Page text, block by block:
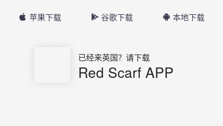
苹果下载 谷歌下载 本地下载
已经来英国？请下载
Red Scarf APP